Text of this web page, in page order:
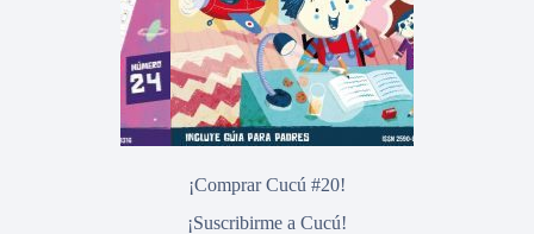
¡Comprar Cucú #20!
¡Suscribirme a Cucú!